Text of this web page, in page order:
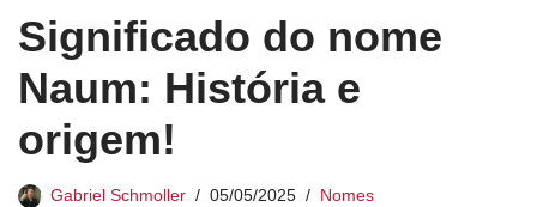
Significado do nome
Naum: História e
origem!
Gabriel Schmoller 05/05/2025 Nomes